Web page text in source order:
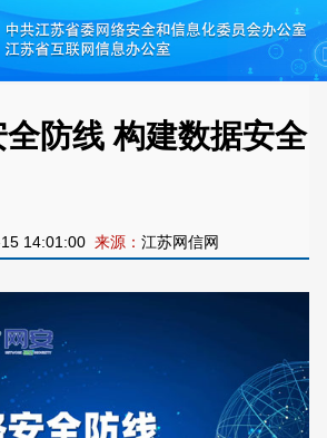
防线 构建数据安全
14:01:00 来源： 江苏网信网